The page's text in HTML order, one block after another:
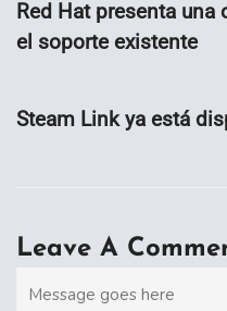
Red Hat presenta
el soporte existente
Steam Link ya está
Leave A